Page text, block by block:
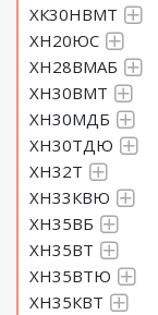
ХК30НВМТ
ХН20ЮС
ХН28ВМАБ
ХН30ВМТ
ХН30МДБ
ХН30ТДЮ
ХН32Т
ХН33КВЮ
ХН35ВБ
ХН35ВТ
ХН35ВТЮ
ХН35КВТ